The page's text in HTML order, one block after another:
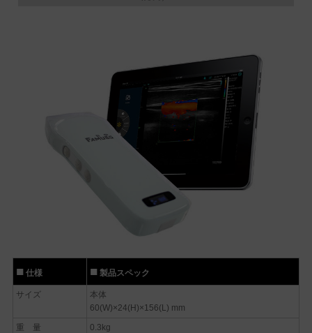
仕様 製品スペック
サイズ
本体
60(W)×24(H)×156(L) mm
重 量
0.3kg